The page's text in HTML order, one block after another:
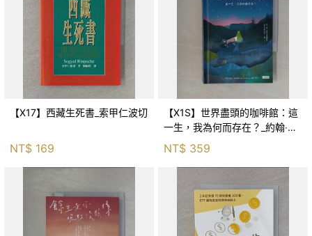
【X17】西藏生死書_索甲仁波切
NT$ 169
【X1S】世界盡頭的咖啡館：這
一生，我為何而存在？_約翰‧史
崔勒基, Elsa
NT$ 359